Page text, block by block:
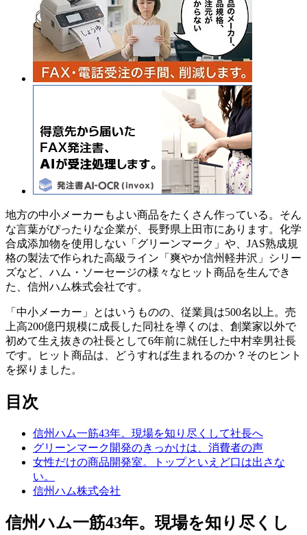
地方の中小メーカーもよい商品をたくさん作っている。そん
な言葉がぴったりな企業が、長野県上田市にあります。化学
合成添加物を使用しない「グリーンマーク」や、JAS熟成規
格の製法で作られた高級ライン「爽やか信州軽井沢」シリー
ズなど、ハム・ソーセージの様々なヒット商品を生んでき
た、信州ハム株式会社です。
「中小メーカー」とはいうものの、従業員は500名以上。売
上高200億円規模に成長した同社を導くのは、創業家以外で
初めて生え抜きの社長として6年前に就任した中村幸男社長
です。ヒット商品は、どうすれば生まれるのか？そのヒント
を探りました。
目次
信州ハム一筋43年。現場を知り尽くして社長へ
グリーンマーク開発のきっかけは、消費者の声
女性だけの商品開発室。トップといえど口は出さな
い。
信州ハム株式会社
信州ハム一筋43年。現場を知り尽くし